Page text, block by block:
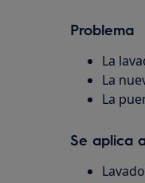
Problema
La
La
La
Se aplica